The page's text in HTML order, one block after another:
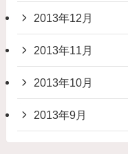
2013年12月
2013年11月
2013年10月
2013年9月